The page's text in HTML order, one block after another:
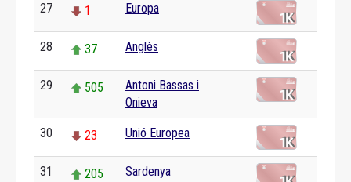
27 1 Europa
28 37 Anglès
29 505
Antoni Bassas i
Onieva
30 23 Unió Europea
31 205 Sardenya